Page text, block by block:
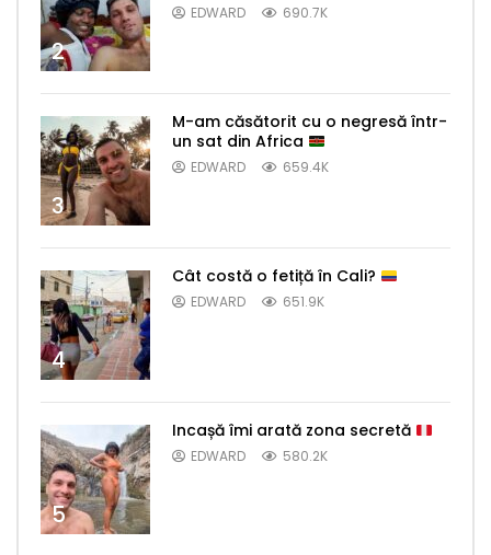
2
EDWARD 690.7K
3
M-am căsătorit cu o negresă într-
un sat din Africa
EDWARD 659.4K
4
Cât costă o fetiță în Cali?
EDWARD 651.9K
5
Incașă îmi arată zona secretă
EDWARD 580.2K